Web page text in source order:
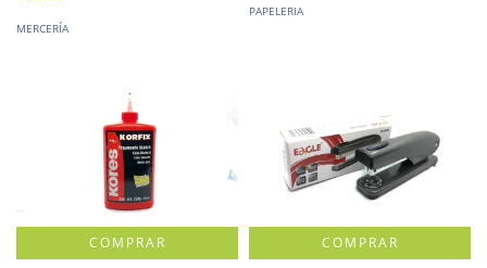
MERCERÍA
PAPELERIA